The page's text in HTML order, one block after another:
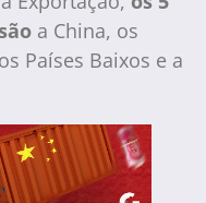
a China, os
Países Baixos e a